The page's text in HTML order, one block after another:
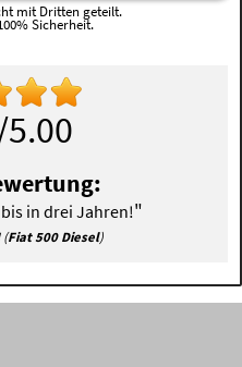
mit Dritten geteilt.
Sicherheit.
in drei Jahren!"
(Fiat 500 Diesel)